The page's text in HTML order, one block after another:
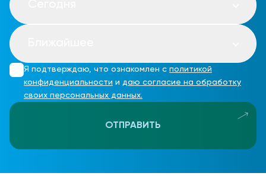
Я подтверждаю, что ознакомлен с политикой
конфиденциальности и даю согласие на обработку
своих персональных данных.
ОТПРАВИТЬ